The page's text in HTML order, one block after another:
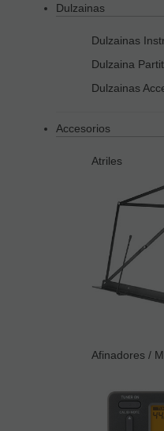
Dulzainas
Dulzainas
Dulzaina
Dulzainas
Accesorios
Atriles
Afinadores /